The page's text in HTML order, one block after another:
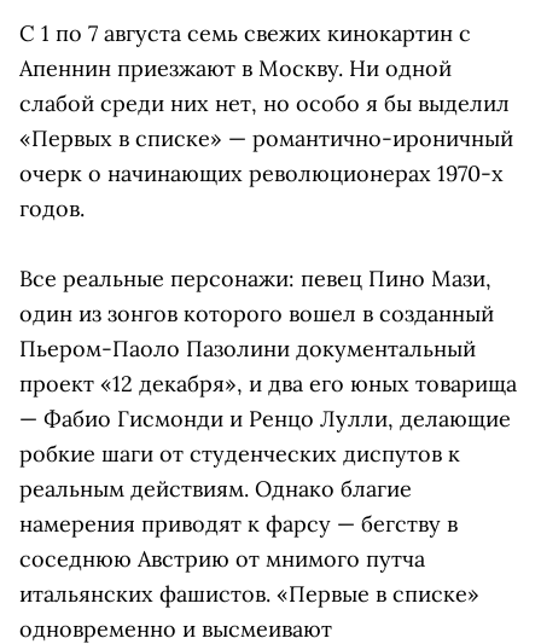
С 1 по 7 августа семь свежих кинокартин с
Апеннин приезжают в Москву. Ни одной
слабой среди них нет, но особо я бы выделил
«Первых в списке» — романтично-ироничный
очерк о начинающих революционерах 1970-х
годов.
Все реальные персонажи: певец Пино Мази,
один из зонгов которого вошел в созданный
Пьером-Паоло Пазолини документальный
проект «12 декабря», и два его юных товарища
— Фабио Гисмонди и Ренцо Лулли, делающие
робкие шаги от студенческих диспутов к
реальным действиям. Однако благие
намерения приводят к фарсу — бегству в
соседнюю Австрию от мнимого путча
итальянских фашистов. «Первые в списке»
одновременно и высмеивают